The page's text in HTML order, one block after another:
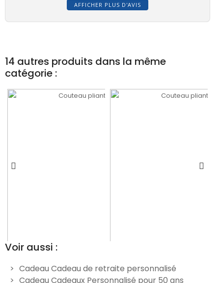
AFFICHER PLUS D'AVIS
14 autres produits dans la même
catégorie :
Voir aussi :
Cadeau Cadeau de retraite personnalisé
Cadeau Cadeaux Personnalisé pour 50 ans